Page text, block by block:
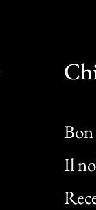
Il
Bon